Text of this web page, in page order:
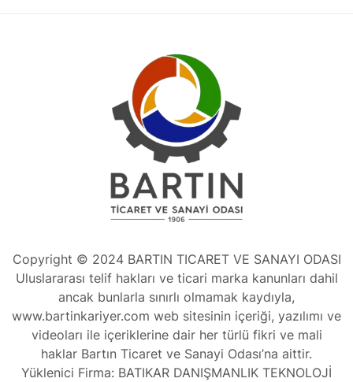
Copyright © 2024 BARTIN TICARET VE SANAYI ODASI
Uluslararası telif hakları ve ticari marka kanunları dahil
ancak bunlarla sınırlı olmamak kaydıyla,
www.bartinkariyer.com web sitesinin içeriği, yazılımı ve
videoları ile içeriklerine dair her türlü fikri ve mali
haklar Bartın Ticaret ve Sanayi Odası’na aittir.
Yüklenici Firma: BATIKAR DANIŞMANLIK TEKNOLOJİ